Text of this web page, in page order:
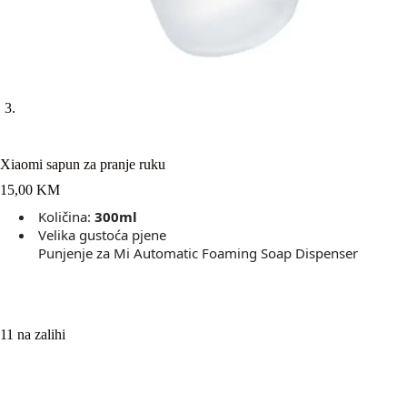
Xiaomi sapun za pranje ruku
15,00 KM
Količina: 300ml
Velika gustoća pjene
Punjenje za Mi Automatic Foaming Soap Dispenser
11 na zalihi